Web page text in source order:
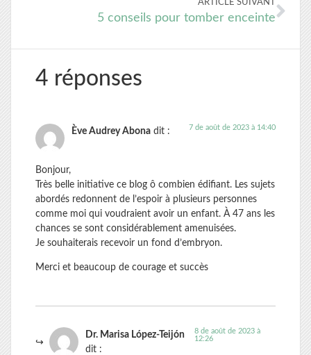
ARTICLE SUIVANT
5 conseils pour tomber enceinte
4 réponses
Ève Audrey Abona dit : 7 de août de 2023 à 14:40
Bonjour,
Très belle initiative ce blog ô combien édifiant. Les sujets
abordés redonnent de l’espoir à plusieurs personnes
comme moi qui voudraient avoir un enfant. À 47 ans les
chances se sont considérablement amenuisées.
Je souhaiterais recevoir un fond d’embryon.
Merci et beaucoup de courage et succès
Dr. Marisa López-Teijón
dit :
8 de août de 2023 à
12:26